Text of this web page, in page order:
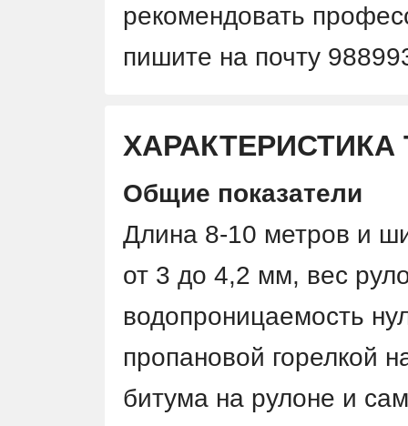
рекомендовать
пишите на почту
ХАРАКТЕРИСТИКА
Общие показатели
Длина 8-10 метров и
от 3 до 4,2 мм, вес
водопроницаемость
пропановой горелкой
битума на рулоне и